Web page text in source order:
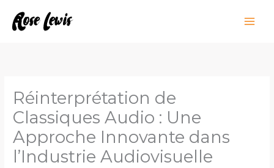
Réinterprétation de
Classiques Audio : Une
Approche Innovante dans
l’Industrie Audiovisuelle